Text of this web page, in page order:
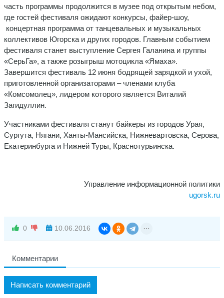
часть программы продолжится в музее под открытым небом,
где гостей фестиваля ожидают конкурсы, файер-шоу,
концертная программа от танцевальных и музыкальных
коллективов Югорска и других городов. Главным событием
фестиваля станет выступление Сергея Галанина и группы
«СерьГа», а также розыгрыш мотоцикла «Ямаха».
Завершится фестиваль 12 июня бодрящей зарядкой и ухой,
приготовленной организаторами – членами клуба
«Комсомолец», лидером которого является Виталий
Загидуллин.
Участниками фестиваля станут байкеры из городов Урая,
Сургута, Нягани, Ханты-Мансийска, Нижневартовска, Серова,
Екатеринбурга и Нижней Туры, Краснотурьинска.
Управление информационной политики
ugorsk.ru
0 10.06.2016
Комментарии
Написать комментарий